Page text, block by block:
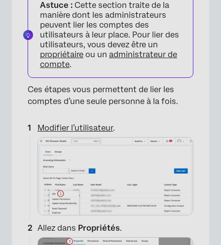
Astuce : Cette section traite de la
manière dont les administrateurs
peuvent lier les comptes des
utilisateurs à leur place. Pour lier des
utilisateurs, vous devez être un
propriétaire ou un administrateur de
compte.
Ces étapes vous permettent de lier les
comptes d’une seule personne à la fois.
Modifier l’utilisateur.
Allez dans Propriétés.